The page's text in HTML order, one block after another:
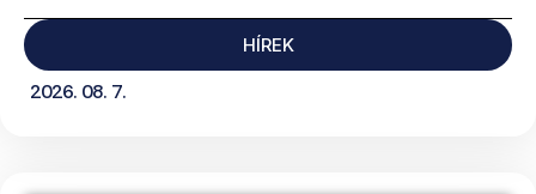
HÍREK
2026. 08. 7.